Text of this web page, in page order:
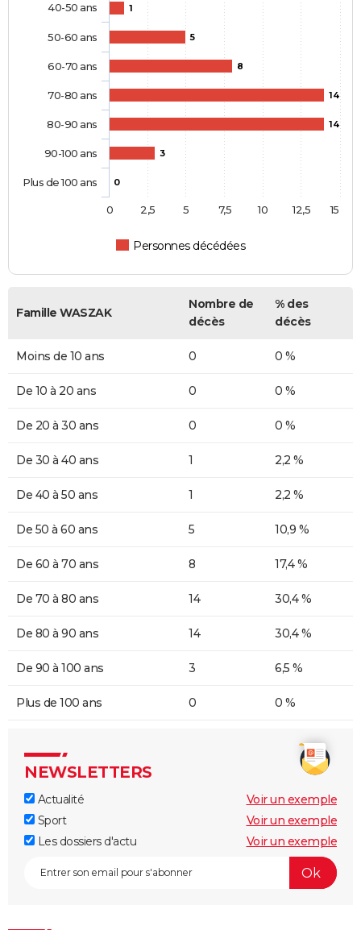
1
5
8
14
14
3
0
Personnes décédées
40-50 ans
50-60 ans
60-70 ans
70-80 ans
80-90 ans
90-100 ans
Plus de 100 ans
0 2,5 5 7,5 10 12,5 15
Famille WASZAK
Nombre de
décès
% des
décès
Moins de 10 ans 0 0 %
De 10 à 20 ans 0 0 %
De 20 à 30 ans 0 0 %
De 30 à 40 ans 1 2,2 %
De 40 à 50 ans 1 2,2 %
De 50 à 60 ans 5 10,9 %
De 60 à 70 ans 8 17,4 %
De 70 à 80 ans 14 30,4 %
De 80 à 90 ans 14 30,4 %
De 90 à 100 ans 3 6,5 %
Plus de 100 ans 0 0 %
NEWSLETTERS
Actualité
Voir un exemple
Sport
Voir un exemple
Les dossiers d'actu
Voir un exemple